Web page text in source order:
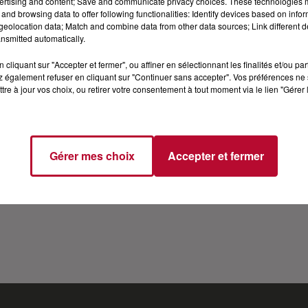
VIP
"Refaire danser les fleurs" prévu pour le
premier single dévoilé "Tout est plus pop".
dans Notre Dame de Paris il y a plus de
histoire...
http://bit.ly/2ZljaDsInsta :http://bit.ly/2KFWzxqTwitter :
browsing data to offer following functionalities: Identify devices based on
data; Match and combine data from other data sources; Link different
automatically.
cliquant sur "Accepter et fermer", ou affiner en sélectionnant les finalités et/ou
également refuser en cliquant sur "Continuer sans accepter". Vos préférences
à jour vos choix, ou retirer votre consentement à tout moment via le lien
Gérer mes choix Accepter et fermer